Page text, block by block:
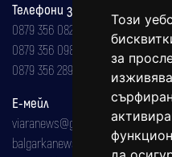
Този
за
Телефони за реклама и
0879 356 082
0879 356 098
0879 356 289
Е-мейл
viaranews@gmail.com
balgarkanews@gmail.com